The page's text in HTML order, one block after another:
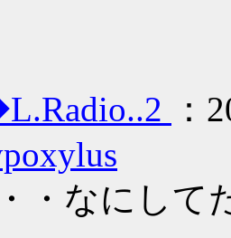
：
・なにして